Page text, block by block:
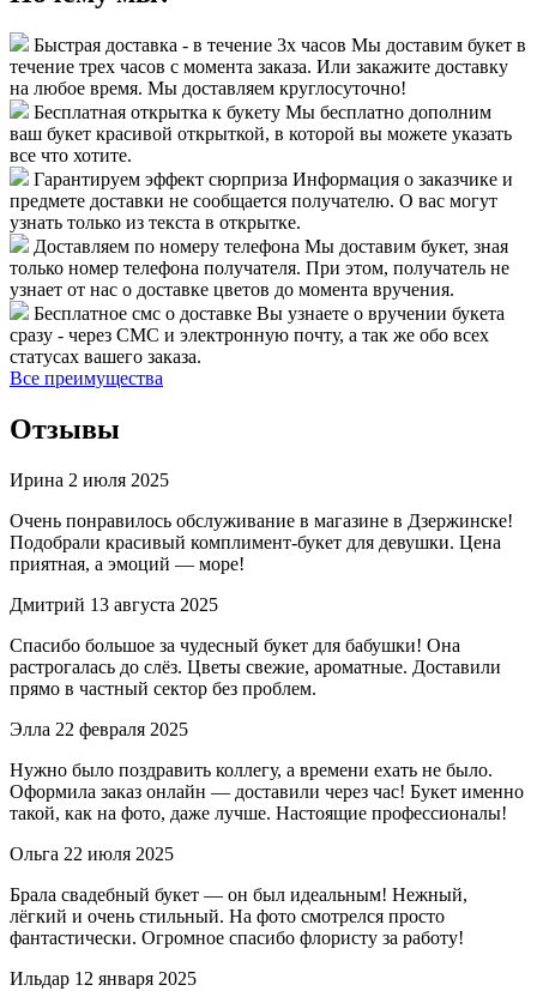
Быстрая доставка - в течение 3х часов Мы доставим букет в
течение трех часов с момента заказа. Или закажите доставку
на любое время. Мы доставляем круглосуточно!
Бесплатная открытка к букету Мы бесплатно дополним
ваш букет красивой открыткой, в которой вы можете указать
все что хотите.
Гарантируем эффект сюрприза Информация о заказчике и
предмете доставки не сообщается получателю. О вас могут
узнать только из текста в открытке.
Доставляем по номеру телефона Мы доставим букет, зная
только номер телефона получателя. При этом, получатель не
узнает от нас о доставке цветов до момента вручения.
Бесплатное смс о доставке Вы узнаете о вручении букета
сразу - через СМС и электронную почту, а так же обо всех
статусах вашего заказа.
Все преимущества
Отзывы
Ирина 2 июля 2025
Очень понравилось обслуживание в магазине в Дзержинске!
Подобрали красивый комплимент-букет для девушки. Цена
приятная, а эмоций — море!
Дмитрий 13 августа 2025
Спасибо большое за чудесный букет для бабушки! Она
растрогалась до слёз. Цветы свежие, ароматные. Доставили
прямо в частный сектор без проблем.
Элла 22 февраля 2025
Нужно было поздравить коллегу, а времени ехать не было.
Оформила заказ онлайн — доставили через час! Букет именно
такой, как на фото, даже лучше. Настоящие профессионалы!
Ольга 22 июля 2025
Брала свадебный букет — он был идеальным! Нежный,
лёгкий и очень стильный. На фото смотрелся просто
фантастически. Огромное спасибо флористу за работу!
Ильдар 12 января 2025